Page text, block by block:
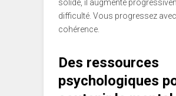
solide, il augmente
difficulté. Vous progressez avec
cohérence.
Des ressources
psychologiques